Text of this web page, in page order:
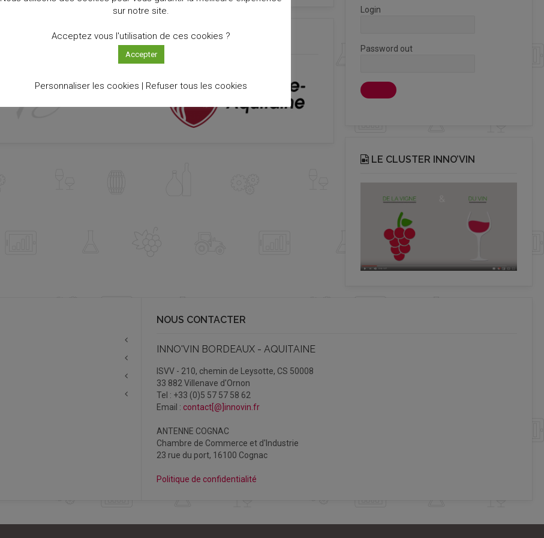
Login
Password out
LE CLUSTER INNO’VIN
NOUS CONTACTER
INNO'VIN BORDEAUX - AQUITAINE
ISVV - 210, chemin de Leysotte, CS 50008
33 882 Villenave d'Ornon
Tel : +33 (0)5 57 57 58 62
Email : contact[@]innovin.fr
ANTENNE COGNAC
Chambre de Commerce et d'Industrie
23 rue du port, 16100 Cognac
Politique de confidentialité
sur notre site.
Acceptez vous l'utilisation de ces cookies ?
Accepter
Personnaliser les cookies | Refuser tous les cookies